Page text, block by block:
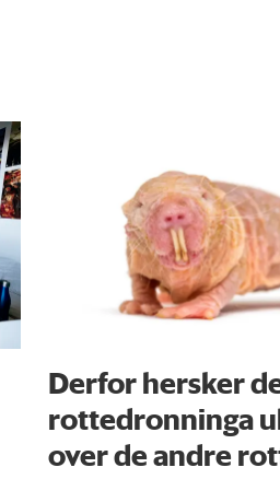
Derfor hersker
rottedronninga
over de andre